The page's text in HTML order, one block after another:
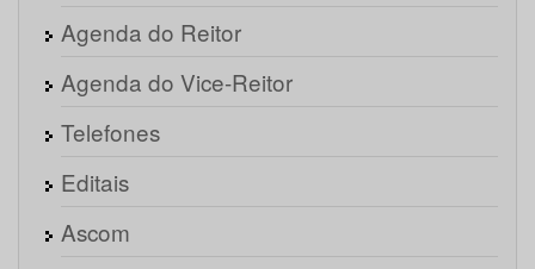
Agenda do Reitor
Agenda do Vice-Reitor
Telefones
Editais
Ascom